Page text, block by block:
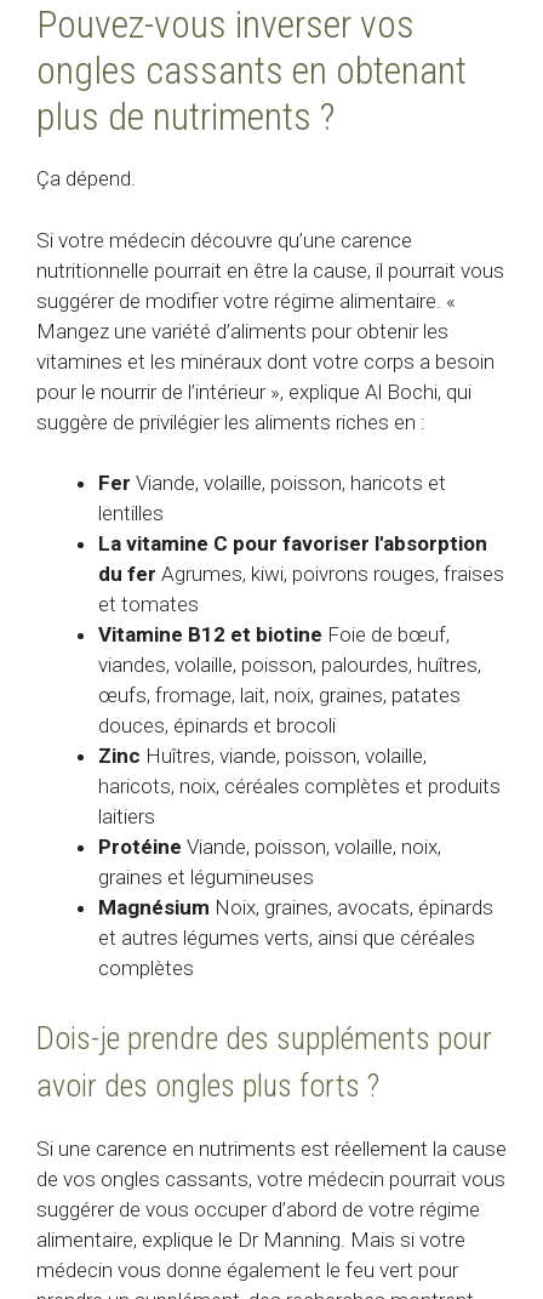
Pouvez-vous inverser vos
ongles cassants en obtenant
plus de nutriments ?
Ça dépend.
Si votre médecin découvre qu’une carence
nutritionnelle pourrait en être la cause, il pourrait vous
suggérer de modifier votre régime alimentaire. «
Mangez une variété d’aliments pour obtenir les
vitamines et les minéraux dont votre corps a besoin
pour le nourrir de l’intérieur », explique Al Bochi, qui
suggère de privilégier les aliments riches en :
Fer Viande, volaille, poisson, haricots et
lentilles
La vitamine C pour favoriser l'absorption
du fer Agrumes, kiwi, poivrons rouges, fraises
et tomates
Vitamine B12 et biotine Foie de bœuf,
viandes, volaille, poisson, palourdes, huîtres,
œufs, fromage, lait, noix, graines, patates
douces, épinards et brocoli
Zinc Huîtres, viande, poisson, volaille,
haricots, noix, céréales complètes et produits
laitiers
Protéine Viande, poisson, volaille, noix,
graines et légumineuses
Magnésium Noix, graines, avocats, épinards
et autres légumes verts, ainsi que céréales
complètes
Dois-je prendre des suppléments pour
avoir des ongles plus forts ?
Si une carence en nutriments est réellement la cause
de vos ongles cassants, votre médecin pourrait vous
suggérer de vous occuper d’abord de votre régime
alimentaire, explique le Dr Manning. Mais si votre
médecin vous donne également le feu vert pour